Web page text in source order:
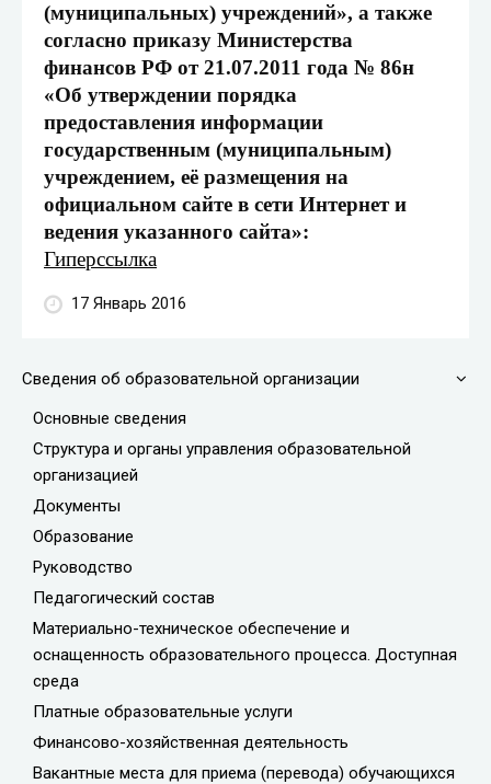
(муниципальных) учреждений», а также
согласно приказу Министерства
финансов РФ от 21.07.2011 года № 86н
«Об утверждении порядка
предоставления информации
государственным (муниципальным)
учреждением, её размещения на
официальном сайте в сети Интернет и
ведения указанного сайта»:
Гиперссылка
17 Январь 2016
Сведения об образовательной организации
Основные сведения
Структура и органы управления образовательной
организацией
Документы
Образование
Руководство
Педагогический состав
Материально-техническое обеспечение и
оснащенность образовательного процесса. Доступная
среда
Платные образовательные услуги
Финансово-хозяйственная деятельность
Вакантные места для приема (перевода) обучающихся